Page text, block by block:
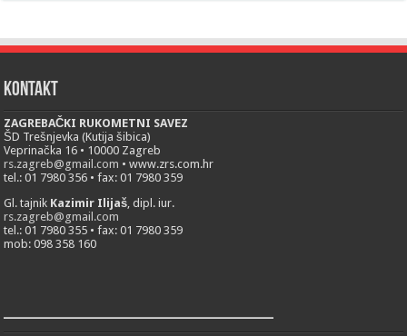
Kontakt
ZAGREBAČKI RUKOMETNI SAVEZ
ŠD Trešnjevka (Kutija šibica)
Veprinačka 16 • 10000 Zagreb
rs.zagreb@gmail.com • www.zrs.com.hr
tel.: 01 7980 356 • fax: 01 7980 359
Gl. tajnik Kazimir Ilijaš , dipl. iur.
rs.zagreb@gmail.com
tel.: 01 7980 355 • fax: 01 7980 359
mob: 098 358 160